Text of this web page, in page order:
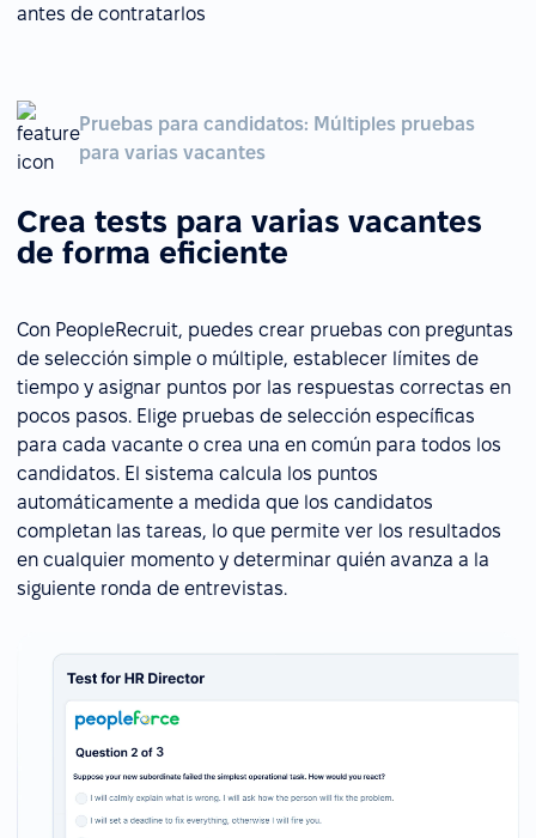
Pruebas para candidatos: Múltiples pruebas
para varias vacantes
Crea tests para varias vacantes
de forma eficiente
Con PeopleRecruit, puedes crear pruebas con preguntas
de selección simple o múltiple, establecer límites de
tiempo y asignar puntos por las respuestas correctas en
pocos pasos. Elige pruebas de selección específicas
para cada vacante o crea una en común para todos los
candidatos. El sistema calcula los puntos
automáticamente a medida que los candidatos
completan las tareas, lo que permite ver los resultados
en cualquier momento y determinar quién avanza a la
siguiente ronda de entrevistas.